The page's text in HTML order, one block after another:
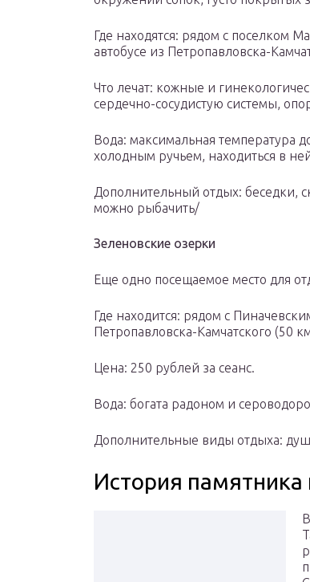
Где находятся: рядом с поселком
автобусе из Петропавловска-
Что лечат: кожные и
сердечно-сосудистую системы,
Вода: максимальная температура
холодным ручьем, находиться в
Дополнительный отдых: беседки,
можно рыбачить/
Зеленовские озерки
Еще одно посещаемое место для
Где находится: рядом с
Петропавловска-Камчатского (50
Цена: 250 рублей за сеанс.
Вода: богата радоном и
Дополнительные виды отдыха:
История